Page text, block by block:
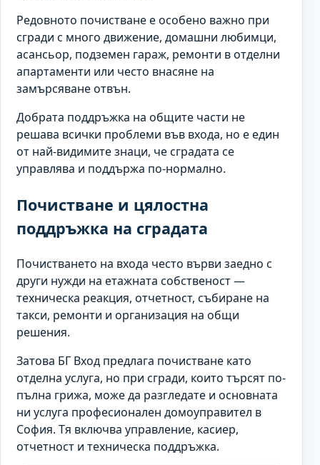
Редовното почистване е особено важно при
сгради с много движение, домашни любимци,
асансьор, подземен гараж, ремонти в отделни
апартаменти или често внасяне на
замърсяване отвън.
Добрата поддръжка на общите части не
решава всички проблеми във входа, но е един
от най-видимите знаци, че сградата се
управлява и поддържа по-нормално.
Почистване и цялостна
поддръжка на сградата
Почистването на входа често върви заедно с
други нужди на етажната собственост —
техническа реакция, отчетност, събиране на
такси, ремонти и организация на общи
решения.
Затова БГ Вход предлага почистване като
отделна услуга, но при сгради, които търсят по-
пълна грижа, може да разгледате и основната
ни услуга професионален домоуправител в
София. Тя включва управление, касиер,
отчетност и техническа поддръжка.